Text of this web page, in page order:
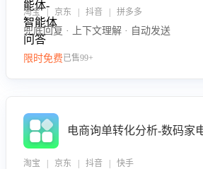
淘宝 | 京东 | 抖音 | 拼多多
兜底回复 · 上下文理解 · 自动发送
限时免费已售99+
电商询单转化分析-数码家
淘宝 | 京东 | 抖音 | 快手